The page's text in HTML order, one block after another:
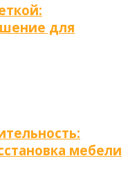
для
мебели